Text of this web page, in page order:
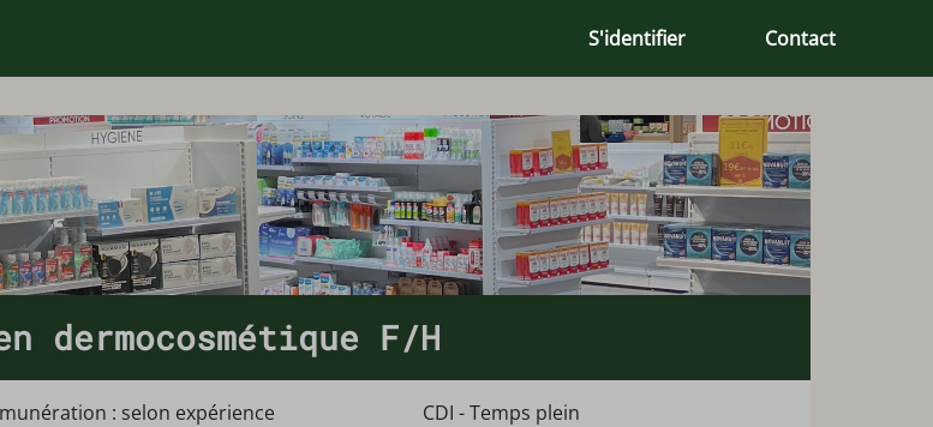
S'identifier Contact
F/H
: selon expérience CDI - Temps plein